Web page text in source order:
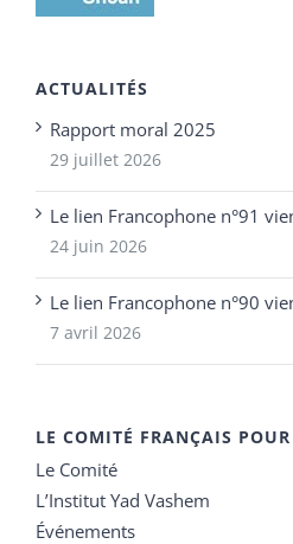
ACTUALITÉS
Rapport moral 2025
29 juillet 2026
Le lien Francophone n°91
24 juin 2026
Le lien Francophone n°90
7 avril 2026
LE COMITÉ FRANÇAIS
Le Comité
L’Institut Yad Vashem
Événements